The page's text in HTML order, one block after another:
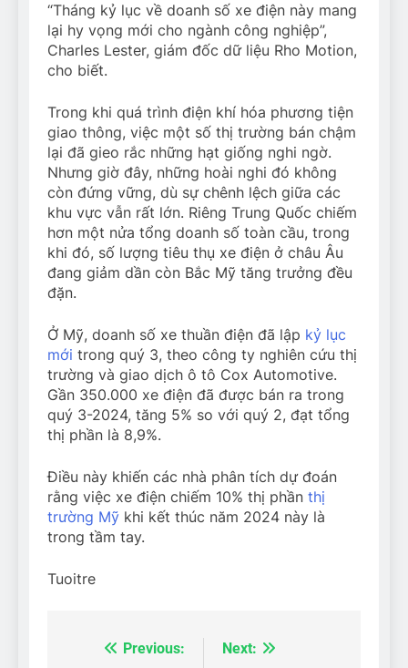
“Tháng kỷ lục về doanh số xe điện này mang
lại hy vọng mới cho ngành công nghiệp”,
Charles Lester, giám đốc dữ liệu Rho Motion,
cho biết.
Trong khi quá trình điện khí hóa phương tiện
giao thông, việc một số thị trường bán chậm
lại đã gieo rắc những hạt giống nghi ngờ.
Nhưng giờ đây, những hoài nghi đó không
còn đứng vững, dù sự chênh lệch giữa các
khu vực vẫn rất lớn. Riêng Trung Quốc chiếm
hơn một nửa tổng doanh số toàn cầu, trong
khi đó, số lượng tiêu thụ xe điện ở châu Âu
đang giảm dần còn Bắc Mỹ tăng trưởng đều
đặn.
Ở Mỹ, doanh số xe thuần điện đã lập kỷ lục
mới trong quý 3, theo công ty nghiên cứu thị
trường và giao dịch ô tô Cox Automotive.
Gần 350.000 xe điện đã được bán ra trong
quý 3-2024, tăng 5% so với quý 2, đạt tổng
thị phần là 8,9%.
Điều này khiến các nhà phân tích dự đoán
rằng việc xe điện chiếm 10% thị phần thị
trường Mỹ khi kết thúc năm 2024 này là
trong tầm tay.
Tuoitre
Điều
Previous:
Next: